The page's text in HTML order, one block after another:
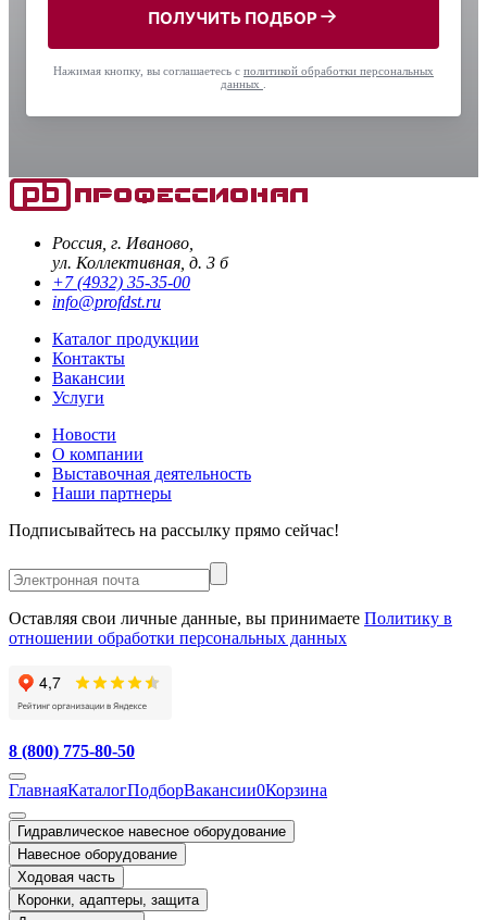
ПОЛУЧИТЬ ПОДБОР
Нажимая кнопку, вы соглашаетесь с политикой обработки персональных
данных
Россия, г. Иваново,
ул. Коллективная, д. 3 б
+7 (4932) 35-35-00
info@profdst.ru
Каталог продукции
Контакты
Вакансии
Услуги
Новости
О компании
Выставочная деятельность
Наши партнеры
Подписывайтесь на рассылку прямо сейчас!
Оставляя свои личные данные, вы принимаете Политику в
отношении обработки персональных данных
8 (800) 775-80-50
ГлавнаяКаталогПодборВакансии0Корзина
Гидравлическое навесное оборудование
Навесное оборудование
Ходовая часть
Коронки, адаптеры, защита